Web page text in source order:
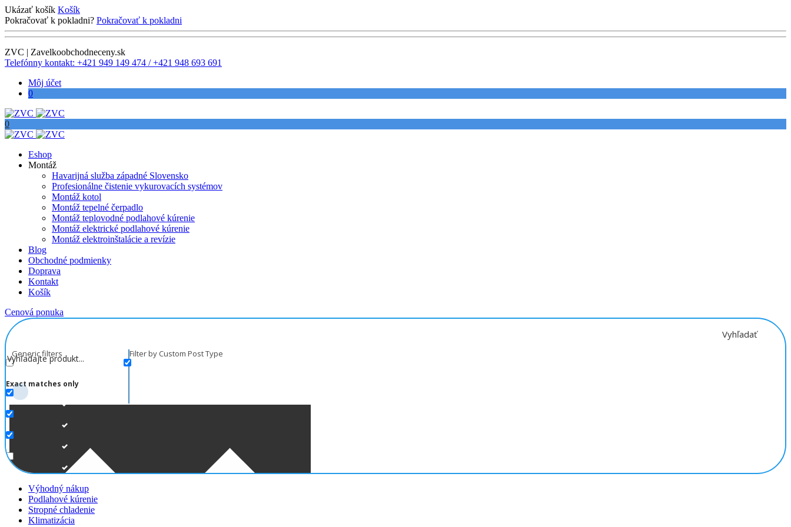
Ukázať košík Košík
Pokračovať k pokladni? Pokračovať k pokladni
ZVC | Zavelkoobchodneceny.sk
Telefónny kontakt: +421 949 149 474 / +421 948 693 691
Môj účet
0
0
Eshop
Montáž
Havarijná služba západné Slovensko
Profesionálne čistenie vykurovacích systémov
Montáž kotol
Montáž tepelné čerpadlo
Montáž teplovodné podlahové kúrenie
Montáž elektrické podlahové kúrenie
Montáž elektroinštalácie a revízie
Blog
Obchodné podmienky
Doprava
Kontakt
Košík
Cenová ponuka
Vyhľadať
Generic filters
Exact matches only
Filter by Custom Post Type
Výhodný nákup
Podlahové kúrenie
Stropné chladenie
Klimatizácia